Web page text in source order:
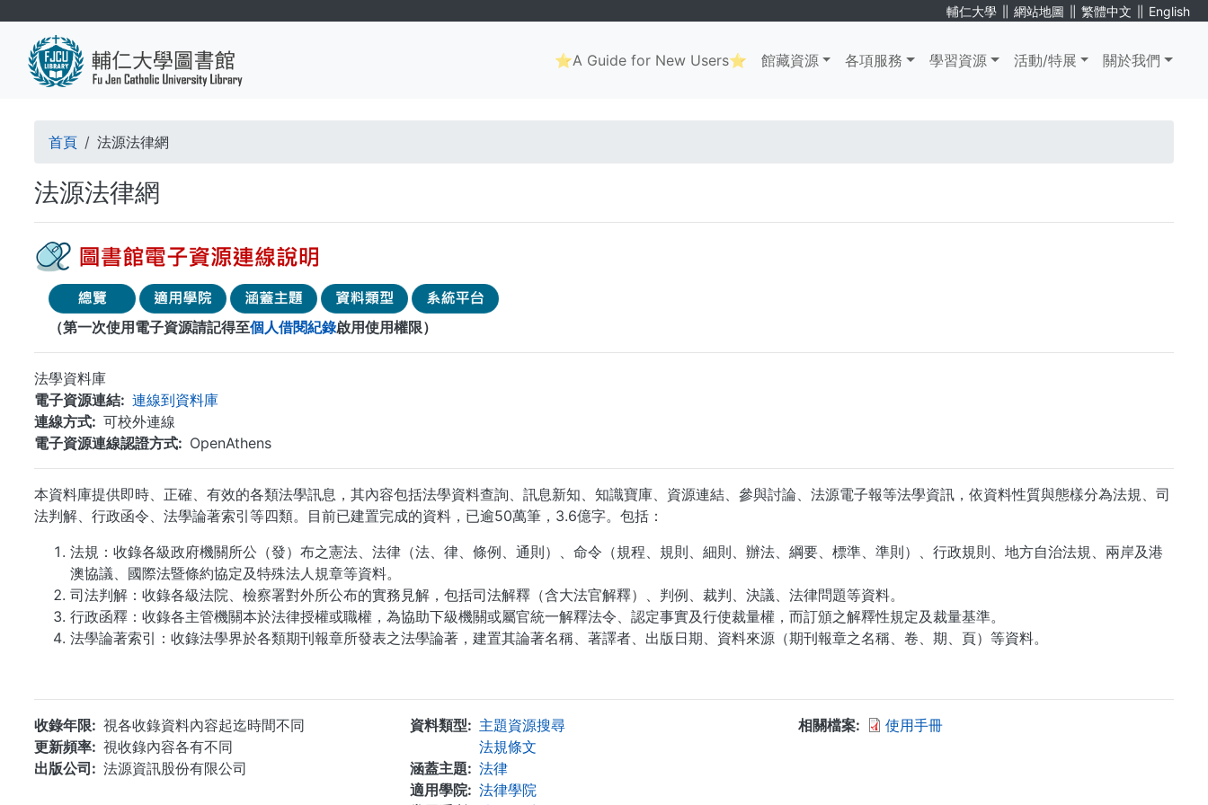
輔仁大學 ∥ 網站地圖 ∥ 繁體中文 ∥ English
Main
navigation
⭐A Guide for New Users⭐ 館藏資源 各項服務 學習資源 活動/特展 關於我們
導
航
連
結
首頁 法源法律網
法源法律網
（第一次使用電子資源請記得至個人借閱紀錄啟用使用權限）
法學資料庫
電子資源連結
連線到資料庫
連線方式
可校外連線
電子資源連線認證方式
OpenAthens
本資料庫提供即時、正確、有效的各類法學訊息，其內容包括法學資料查詢、訊息新知、知識寶庫、資源連結、參與討論、法源電子報等法學資訊，依資料性質與態樣分為法規、司
法判解、行政函令、法學論著索引等四類。目前已建置完成的資料，已逾50萬筆，3.6億字。包括：
法規：收錄各級政府機關所公（發）布之憲法、法律（法、律、條例、通則）、命令（規程、規則、細則、辦法、綱要、標準、準則）、行政規則、地方自治法規、兩岸及港
澳協議、國際法暨條約協定及特殊法人規章等資料。
司法判解：收錄各級法院、檢察署對外所公布的實務見解，包括司法解釋（含大法官解釋）、判例、裁判、決議、法律問題等資料。
行政函釋：收錄各主管機關本於法律授權或職權，為協助下級機關或屬官統一解釋法令、認定事實及行使裁量權，而訂頒之解釋性規定及裁量基準。
法學論著索引：收錄法學界於各類期刊報章所發表之法學論著，建置其論著名稱、著譯者、出版日期、資料來源（期刊報章之名稱、卷、期、頁）等資料。
收錄年限
視各收錄資料內容起迄時間不同
更新頻率
視收錄內容各有不同
出版公司
法源資訊股份有限公司
資料類型
主題資源搜尋
法規條文
涵蓋主題
法律
適用學院
法律學院
相關檔案 使用手冊